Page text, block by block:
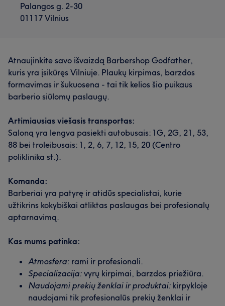
Mūsų klientų nuomonė apie darbuotoją: Cesar
Išmanantis darbą 8 Profesionalus 7 Talentingas 6
Išskirtinis 5
Mūsų klientų nuomonė apie darbuotoją: Juljana
Palangos g. 2-30
01117 Vilnius
Atnaujinkite savo išvaizdą Barbershop Godfather,
kuris yra įsikūręs Vilniuje. Plaukų kirpimas, barzdos
formavimas ir šukuosena - tai tik kelios šio puikaus
barberio siūlomų paslaugų.
Artimiausias viešasis transportas:
Saloną yra lengva pasiekti autobusais: 1G, 2G, 21, 53,
88 bei troleibusais: 1, 2, 6, 7, 12, 15, 20 (Centro
poliklinika st.).
Komanda:
Barberiai yra patyrę ir atidūs specialistai, kurie
užtikrins kokybiškai atliktas paslaugas bei profesionalų
aptarnavimą.
Kas mums patinka:
Atmosfera: rami ir profesionali.
Specializacija: vyrų kirpimai, barzdos priežiūra.
Naudojami prekių ženklai ir produktai: kirpykloje
naudojami tik profesionalūs prekių ženklai ir